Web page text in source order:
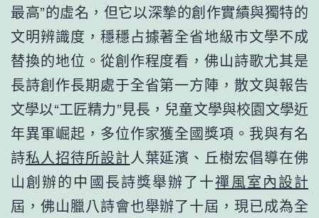
最高”的虛名，但它以深摯的創作實績與獨特的
文明辨識度，穩穩占據著全省地級市文學不成
替換的地位。從創作程度看，佛山詩歌尤其是
長詩創作長期處于全省第一方陣，散文與報告
文學以“工匠精力”見長，兒童文學與校園文學近
年異軍崛起，多位作家獲全國獎項。我與有名
詩私人招待所設計人葉延濱、丘樹宏倡導在佛
山創辦的中國長詩獎舉辦了十禪風室內設計
屆，佛山臘八詩會也舉辦了十屆，現已成為全